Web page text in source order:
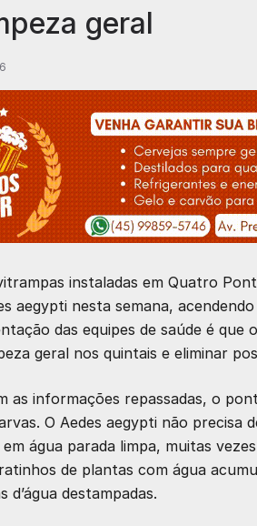
geral
instaladas em Quatro
aegypti nesta semana,
das equipes de saúde é
geral nos quintais e eliminar
as informações repassadas, o
O Aedes aegypti não
água parada limpa, muitas
de plantas com água
d’água destampadas.